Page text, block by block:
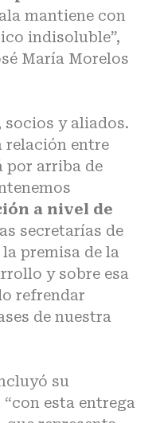
mantiene con
indisoluble”,
María Morelos
socios y aliados.
relación entre
por arriba de
a nivel de
secretarías de
premisa de la
y sobre esa
refrendar
de nuestra
su
esta entrega